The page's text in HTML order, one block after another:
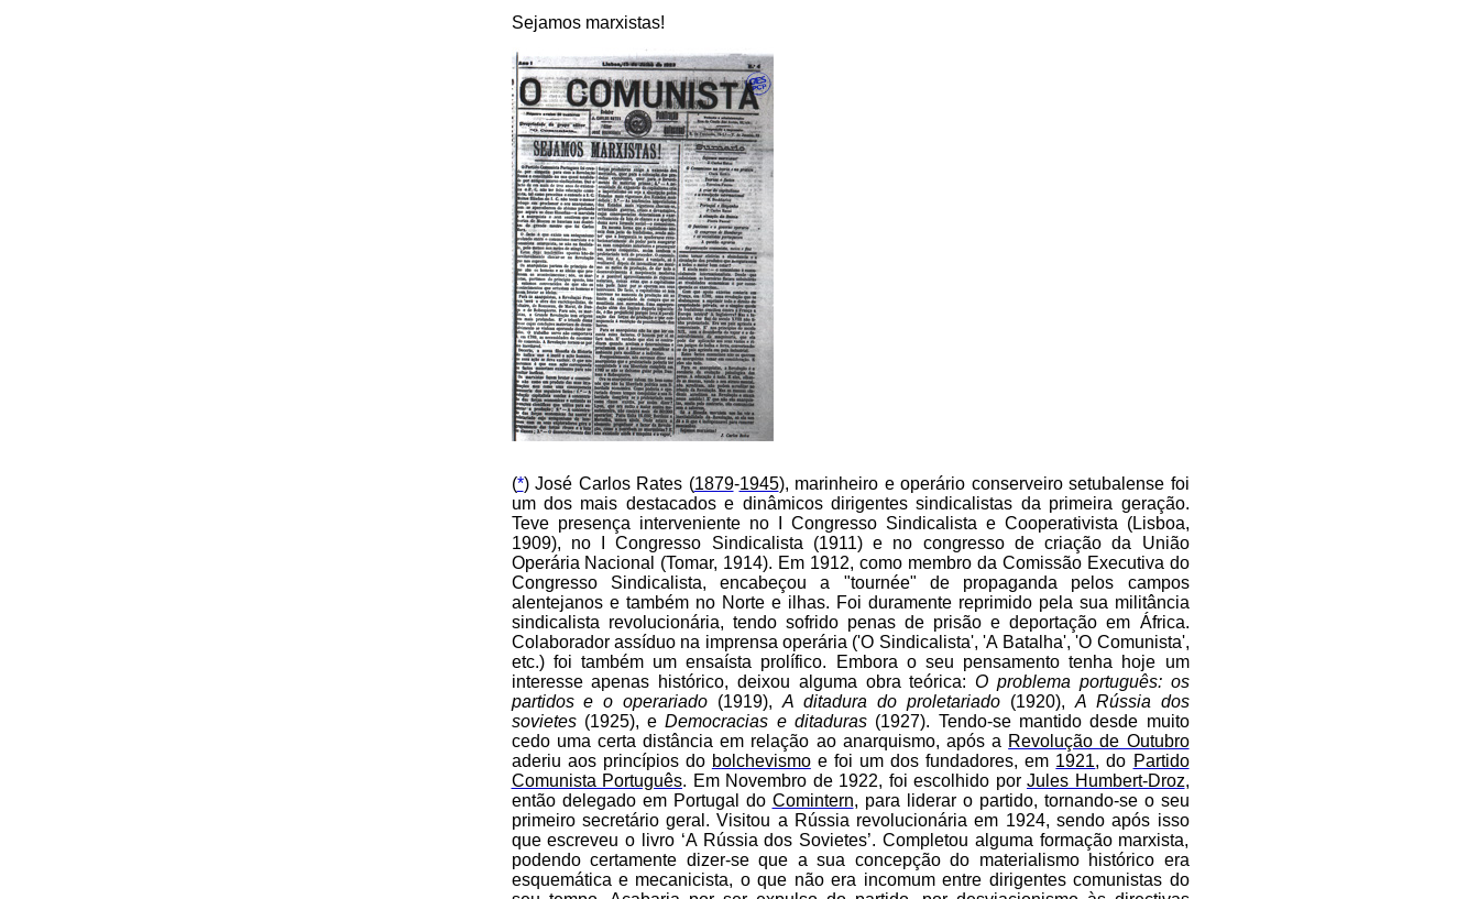
Sejamos marxistas!
(*) José Carlos Rates (1879-1945), marinheiro e operário conserveiro setubalense foi
um dos mais destacados e dinâmicos dirigentes sindicalistas da primeira geração.
Teve presença interveniente no I Congresso Sindicalista e Cooperativista (Lisboa,
1909), no I Congresso Sindicalista (1911) e no congresso de criação da União
Operária Nacional (Tomar, 1914). Em 1912, como membro da Comissão Executiva do
Congresso Sindicalista, encabeçou a "tournée" de propaganda pelos campos
alentejanos e também no Norte e ilhas. Foi duramente reprimido pela sua militância
sindicalista revolucionária, tendo sofrido penas de prisão e deportação em África.
Colaborador assíduo na imprensa operária ('O Sindicalista', 'A Batalha', 'O Comunista',
etc.) foi também um ensaísta prolífico. Embora o seu pensamento tenha hoje um
interesse apenas histórico, deixou alguma obra teórica:O problema português: os
partidos e o operariado (1919),A ditadura do proletariado(1920), A Rússia dos
sovietes(1925), eDemocracias e ditaduras (1927). Tendo-se mantido desde muito
cedo uma certa distância em relação ao anarquismo, após a Revolução de Outubro
aderiu aos princípios do bolchevismoe foi um dos fundadores, em 1921, do Partido
Comunista Português. Em Novembro de 1922, foi escolhido por Jules Humbert-Droz,
então delegado em Portugal do Comintern, para liderar o partido, tornando-se o seu
primeiro secretário geral. Visitou a Rússia revolucionária em 1924, sendo após isso
que escreveu o livro ‘A Rússia dos Sovietes’. Completou alguma formação marxista,
podendo certamente dizer-se que a sua concepção do materialismo histórico era
esquemática e mecanicista, o que não era incomum entre dirigentes comunistas do